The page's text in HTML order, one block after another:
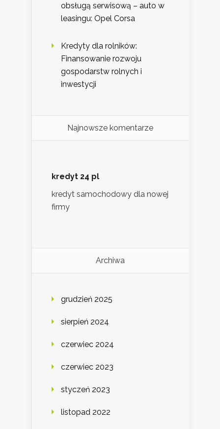
obsługą serwisową – auto w
leasingu: Opel Corsa
Kredyty dla rolników:
Finansowanie rozwoju
gospodarstw rolnych i
inwestycji
Najnowsze komentarze
kredyt 24 pl
kredyt samochodowy dla nowej
firmy
Archiwa
grudzień 2025
sierpień 2024
czerwiec 2024
czerwiec 2023
styczeń 2023
listopad 2022